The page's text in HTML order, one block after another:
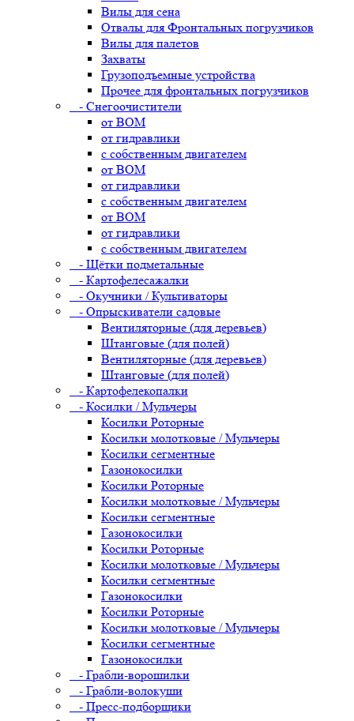
Вилы для сена
Отвалы для Фронтальных погрузчиков
Вилы для палетов
Захваты
Грузоподъемные устройства
Прочее для фронтальных погрузчиков
- Снегоочистители
от ВОМ
от гидравлики
с собственным двигателем
от ВОМ
от гидравлики
с собственным двигателем
от ВОМ
от гидравлики
с собственным двигателем
- Щётки подметальные
- Картофелесажалки
- Окучники / Культиваторы
- Опрыскиватели садовые
Вентиляторные (для деревьев)
Штанговые (для полей)
Вентиляторные (для деревьев)
Штанговые (для полей)
- Картофелекопалки
- Косилки / Мульчеры
Косилки Роторные
Косилки молотковые / Мульчеры
Косилки сегментные
Газонокосилки
Косилки Роторные
Косилки молотковые / Мульчеры
Косилки сегментные
Газонокосилки
Косилки Роторные
Косилки молотковые / Мульчеры
Косилки сегментные
Газонокосилки
Косилки Роторные
Косилки молотковые / Мульчеры
Косилки сегментные
Газонокосилки
- Грабли-ворошилки
- Грабли-волокуши
- Пресс-подборщики